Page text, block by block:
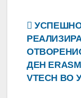
на
напис
ДЕН
VTECH ВО